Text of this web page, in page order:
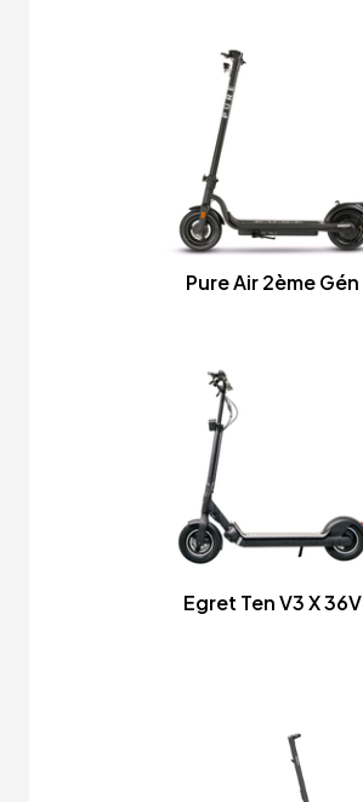
Pure Air 2ème Gén
Egret Ten V3 X 36V